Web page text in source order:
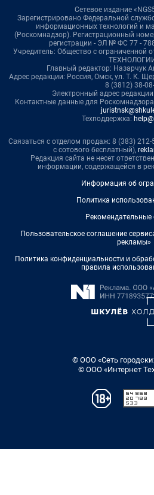
Сетевое издание
Зарегистрировано Федеральной
информационных технологий и
(Роскомнадзор). Регистрационный
регистрации - ЭЛ № ФС 77 -
Учредитель: Общество с ограниченной
Главный редактор: Назарчук
Адрес редакции: Россия, Омск, ул. Т. К.
8 (3812) 38-
Электронный адрес редакции:
Контактные данные для
Техподдержка:
Связаться с отделом продаж: 8 (383) 212-
с сотового бесплатный),
Редакция сайта не несет
информации, содержащейся в
Информация об
Политика
Рекомендательные
Пользовательское соглашение
рекламы»
Политика конфиденциальности и
правила
© ООО «Сеть
© ООО «Интернет